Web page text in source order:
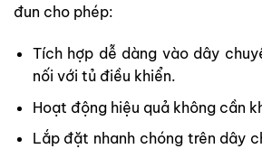
đun cho phép:
Tích hợp dễ dàng vào dây
nối với tủ điều khiển.
Hoạt động hiệu quả không cần
Lắp đặt nhanh chóng trên dây